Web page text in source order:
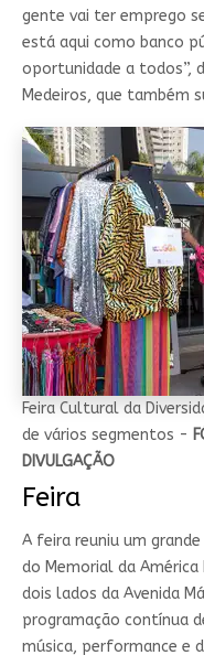
gente vai ter emprego
está aqui como banco
oportunidade a todos”,
Medeiros, que também
Feira Cultural da
de vários segmentos -
DIVULGAÇÃO
Feira
A feira reuniu um
do Memorial da
dois lados da Avenida
programação contínua
música, performance e